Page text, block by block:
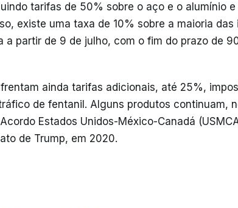
tarifas de 50% sobre o aço e o alumínio
existe uma taxa de 10% sobre a maioria das
a partir de 9 de julho, com o fim do prazo de
ainda tarifas adicionais, até 25%,
de fentanil. Alguns produtos continuam,
Estados Unidos-México-Canadá
de Trump, em 2020.